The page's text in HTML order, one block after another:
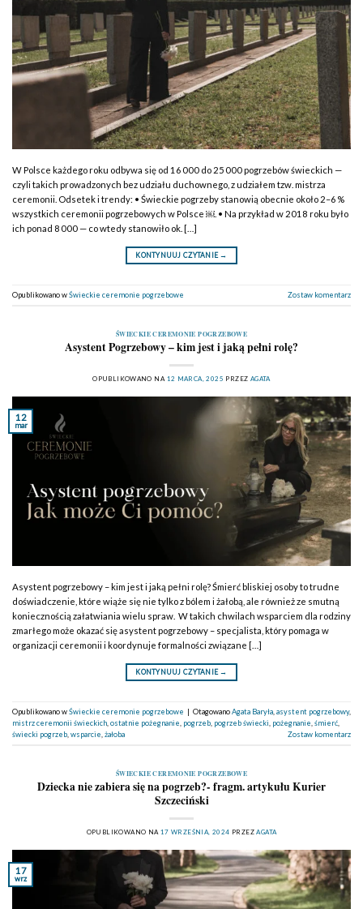
W Polsce każdego roku odbywa się od 16 000 do 25 000 pogrzebów świeckich —
czyli takich prowadzonych bez udziału duchownego, z udziałem tzw. mistrza
ceremonii. Odsetek i trendy: • Świeckie pogrzeby stanowią obecnie około 2–6 %
wszystkich ceremonii pogrzebowych w Polsce ￼. • Na przykład w 2018 roku było
ich ponad 8 000 — co wtedy stanowiło ok. […]
KONTYNUUJ CZYTANIE →
Opublikowano wŚwieckie ceremonie pogrzebowe Zostaw komentarz
ŚWIECKIE CEREMONIE POGRZEBOWE
Asystent Pogrzebowy – kim jest i jaką pełni rolę?
OPUBLIKOWANO NA 12 MARCA, 2025 PRZEZ AGATA
12
mar
Asystent pogrzebowy – kim jest i jaką pełni rolę? Śmierć bliskiej osoby to trudne
doświadczenie, które wiąże się nie tylko z bólem i żałobą, ale również ze smutną
koniecznością załatwiania wielu spraw. W takich chwilach wsparciem dla rodziny
zmarłego może okazać się asystent pogrzebowy – specjalista, który pomaga w
organizacji ceremonii i koordynuje formalności związane […]
KONTYNUUJ CZYTANIE →
Opublikowano wŚwieckie ceremonie pogrzebowe | OtagowanoAgata Baryła asystent pogrzebowy,
mistrz ceremonii świeckich ostatnie pożegnanie pogrzeb pogrzeb świecki pożegnanie śmierć
świecki pogrzeb wsparcie żałoba Zostaw komentarz
ŚWIECKIE CEREMONIE POGRZEBOWE
Dziecka nie zabiera się na pogrzeb?- fragm. artykułu Kurier
Szczeciński
OPUBLIKOWANO NA 17 WRZEŚNIA, 2024 PRZEZAGATA
17
wrz